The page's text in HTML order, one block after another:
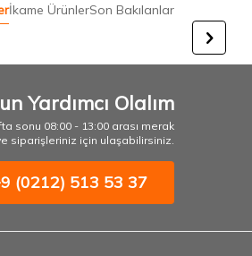
İkame ÜrünlerSon Bakılanlar
Yardımcı Olalım
sonu 08:00 - 13:00 arası merak
siparişleriniz için ulaşabilirsiniz.
(0212) 513 53 37